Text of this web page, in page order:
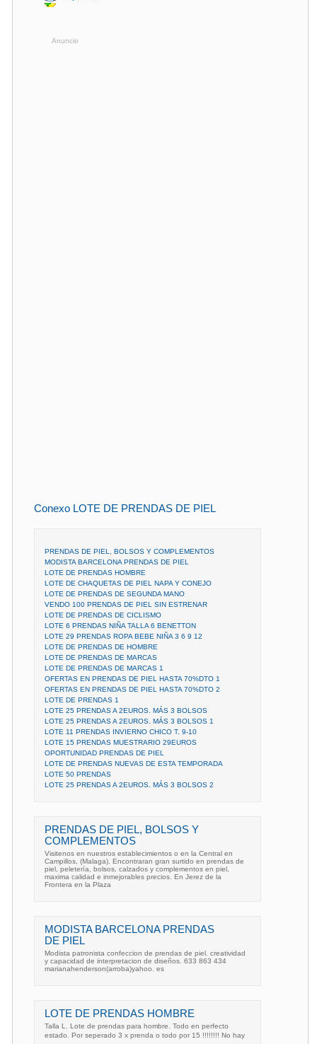
Anuncio
Conexo LOTE DE PRENDAS DE PIEL
PRENDAS DE PIEL, BOLSOS Y COMPLEMENTOS
MODISTA BARCELONA PRENDAS DE PIEL
LOTE DE PRENDAS HOMBRE
LOTE DE CHAQUETAS DE PIEL NAPA Y CONEJO
LOTE DE PRENDAS DE SEGUNDA MANO
VENDO 100 PRENDAS DE PIEL SIN ESTRENAR
LOTE DE PRENDAS DE CICLISMO
LOTE 6 PRENDAS NIÑA TALLA 6 BENETTON
LOTE 29 PRENDAS ROPA BEBE NIÑA 3 6 9 12
LOTE DE PRENDAS DE HOMBRE
LOTE DE PRENDAS DE MARCAS
LOTE DE PRENDAS DE MARCAS 1
OFERTAS EN PRENDAS DE PIEL HASTA 70%DTO 1
OFERTAS EN PRENDAS DE PIEL HASTA 70%DTO 2
LOTE DE PRENDAS 1
LOTE 25 PRENDAS A 2EUROS. MÁS 3 BOLSOS
LOTE 25 PRENDAS A 2EUROS. MÁS 3 BOLSOS 1
LOTE 11 PRENDAS INVIERNO CHICO T. 9-10
LOTE 15 PRENDAS MUESTRARIO 29EUROS
OPORTUNIDAD PRENDAS DE PIEL
LOTE DE PRENDAS NUEVAS DE ESTA TEMPORADA
LOTE 50 PRENDAS
LOTE 25 PRENDAS A 2EUROS. MÁS 3 BOLSOS 2
PRENDAS DE PIEL, BOLSOS Y
COMPLEMENTOS
Visitenos en nuestros establecimientos o en la Central en
Campillos, (Malaga). Encontraran gran surtido en prendas de
piel, peletería, bolsos, calzados y complementos en piel,
maxima calidad e inmejorables precios. En Jerez de la
Frontera en la Plaza
MODISTA BARCELONA PRENDAS
DE PIEL
Modista patronista confeccion de prendas de piel. creatividad
y capacidad de interpretacion de diseños. 633 863 434
marianahenderson(arroba)yahoo. es
LOTE DE PRENDAS HOMBRE
Talla L. Lote de prendas para hombre. Todo en perfecto
estado. Por seperado 3 x prenda o todo por 15 !!!!!!!! No hay